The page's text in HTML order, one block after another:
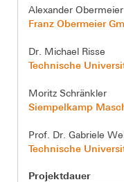
Alexander Obermeier
Franz Obermeier
Dr. Michael Risse
Technische
Moritz Schränkler
Siempelkamp
Prof. Dr. Gabriele
Technische
Projektdauer